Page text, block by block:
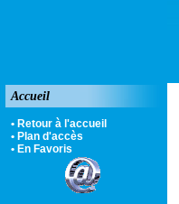
Accueil
• Retour à l'accueil
• Plan d'accès
• En Favoris